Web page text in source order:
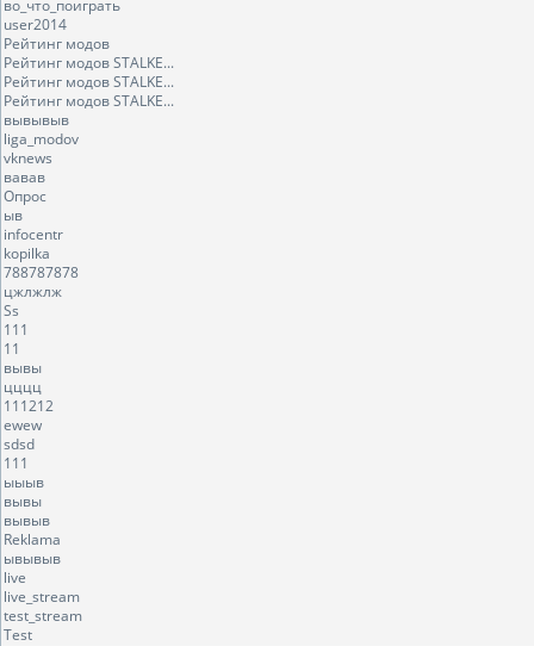
во_что_поиграть
user2014
Рейтинг модов
Рейтинг модов STALKE...
Рейтинг модов STALKE...
Рейтинг модов STALKE...
вывывыв
liga_modov
vknews
вавав
Опрос
ыв
infocentr
kopilka
788787878
цжлжлж
Ss
111
11
вывы
цццц
111212
ewew
sdsd
111
ыыыв
вывы
вывыв
Reklama
ывывыв
live
live_stream
test_stream
Test